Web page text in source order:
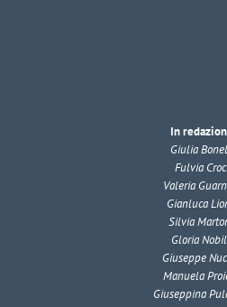
In
Giulia
Fulvia
Valeria
Gianluca
Silvia
Gloria
Giuseppe
Manuela
Giuseppina